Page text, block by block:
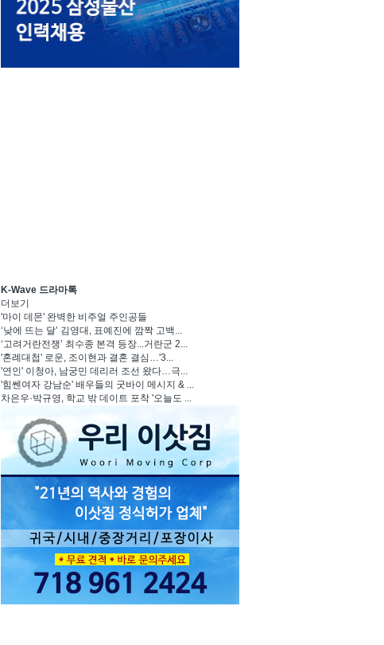
K-Wave 드라마톡
더보기
'마이 데몬' 완벽한 비주얼 주인공들
‘낮에 뜨는 달’ 김영대, 표예진에 깜짝 고백...
‘고려거란전쟁’ 최수종 본격 등장...거란군 2...
'혼례대첩' 로운, 조이현과 결혼 결심…'3...
'연인' 이청아, 남궁민 데리러 조선 왔다…극...
'힘쎈여자 강남순' 배우들의 굿바이 메시지 & ...
차은우·박규영, 학교 밖 데이트 포착 '오늘도 ...